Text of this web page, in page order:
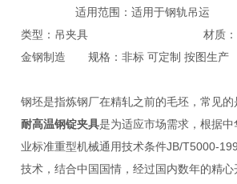
适用范围：适用于钢轨吊运
类型：吊夹具 材质：采用
金钢制造 规格：非标 可定制 按图生产
钢坯是指炼钢厂在精轧之前的毛坯，常见的
耐高温钢锭夹具是为适应市场需求，根据
业标准重型机械通用技术条件JB/T5000-
技术，结合中国国情，经过国内数年的精心